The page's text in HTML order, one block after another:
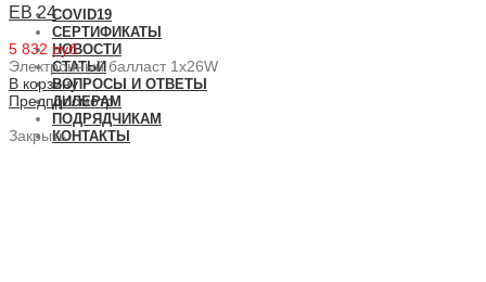
COVID19
СЕРТИФИКАТЫ
НОВОСТИ
СТАТЬИ
ВОПРОСЫ И ОТВЕТЫ
ДИЛЕРАМ
ПОДРЯДЧИКАМ
КОНТАКТЫ
EB 24
5 832 руб.
Электронный балласт 1x26W
В корзину
Предпросмотр
Закрыть